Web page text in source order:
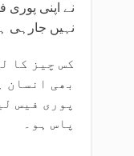
نے اپنی
نہیں جارہی
کس چیز کا
بھی انسان
پوری فیس
پاس ہو۔